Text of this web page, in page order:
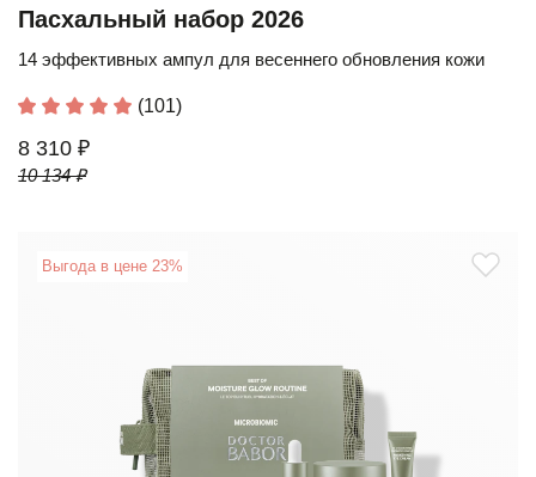
Пасхальный набор 2026
14 эффективных ампул для весеннего обновления кожи
(101)
8 310 ₽
10 134 ₽
Выгода в цене 23%